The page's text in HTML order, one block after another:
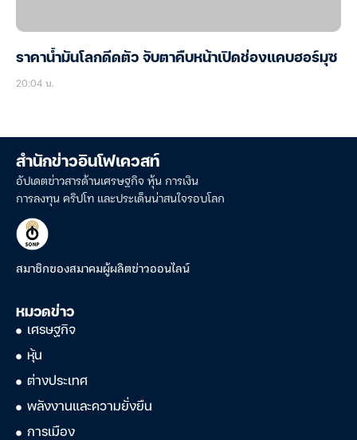
ราคาน้ำมันโลกดีดตัว จับตาคืบหน้าเปิดช่องแคบฮอร์มุซ
20:04 น.
สำนักข่าวอินโฟเควสท์
อัปเดตข่าวสารด้านเศรษฐกิจ หุ้น การเงิน
การลงทุน คริปโท และประเด็นน่าสนใจรอบโลก
สมาชิกของสมาคมผู้ผลิตข่าวออนไลน์
หมวดข่าว
เศรษฐกิจ
หุ้น
ต่างประเทศ
พลังงานและความยั่งยืน
การเมือง